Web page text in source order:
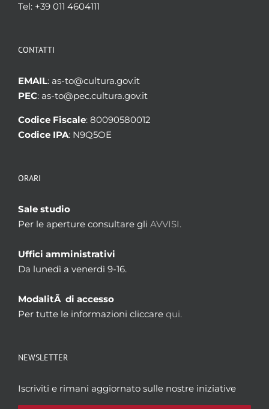
Tel: +39 011 4604111
CONTATTI
EMAIL: as-to@cultura.gov.it
PEC: as-to@pec.cultura.gov.it
Codice Fiscale: 80090580012
Codice IPA: N9Q5OE
ORARI
Sale studio
Per le aperture consultare gli AVVISI.
Uffici amministrativi
Da lunedì a venerdì 9-16.
ModalitÃ di accesso
Per tutte le informazioni cliccare qui.
NEWSLETTER
Iscriviti e rimani aggiornato sulle nostre iniziative